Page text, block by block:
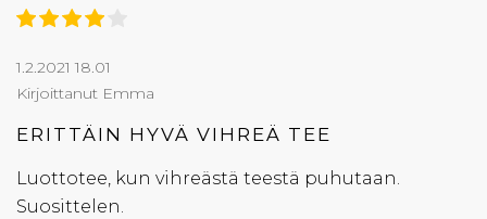
1.2.2021 18.01
Kirjoittanut Emma
ERITTÄIN HYVÄ VIHREÄ TEE
Luottotee, kun vihreästä teestä puhutaan.
Suosittelen.